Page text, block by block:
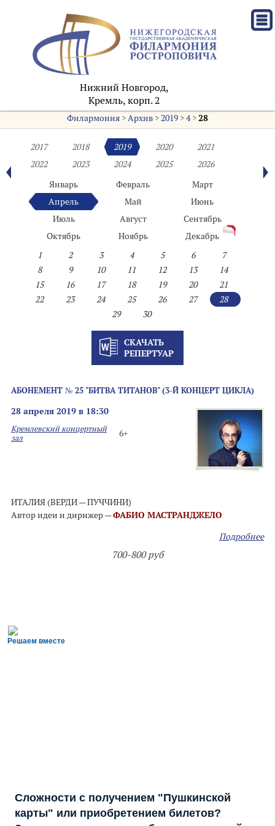
Нижний Новгород,
Кремль, корп. 2
Филармония>Архив>2019>4>28
2017 2018 2019 2020
2021
2022
2023 2024 2025
2026
Январь
Февраль
Март
Апрель
Май
Июнь
Июль
Август
Сентябрь
Октябрь
Ноябрь
Декабрь
1
2 3 4 5 6
7
8
9 10 11 12 13
14
15
16 17 18 19 20
21
22
23 24 25 26 27
28
29
30
СКАЧАТЬ
РЕПЕРТУАР
АБОНЕМЕНТ № 25 "БИТВА ТИТАНОВ" (3-Й КОНЦЕРТ ЦИКЛА)
28 апреля 2019 в 18:30
6+
Кремлевский концертный
зал
ИТАЛИЯ (ВЕРДИ — ПУЧЧИНИ)
Автор идеи и дирижер —ФАБИО МАСТРАНДЖЕЛО
Подробнее
700-800 руб
Решаем вместе
Сложности с получением "Пушкинской
карты" или приобретением билетов?